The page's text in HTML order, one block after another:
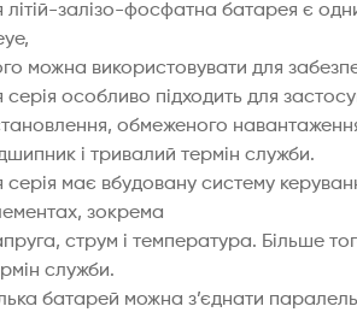
літій-залізо-фосфатна батарея є
можна використовувати для
серія особливо підходить для
обмеженого
і тривалий термін служби.
серія має вбудовану систему
зокрема
струм і температура. Більше
служби.
батарей можна з’єднати